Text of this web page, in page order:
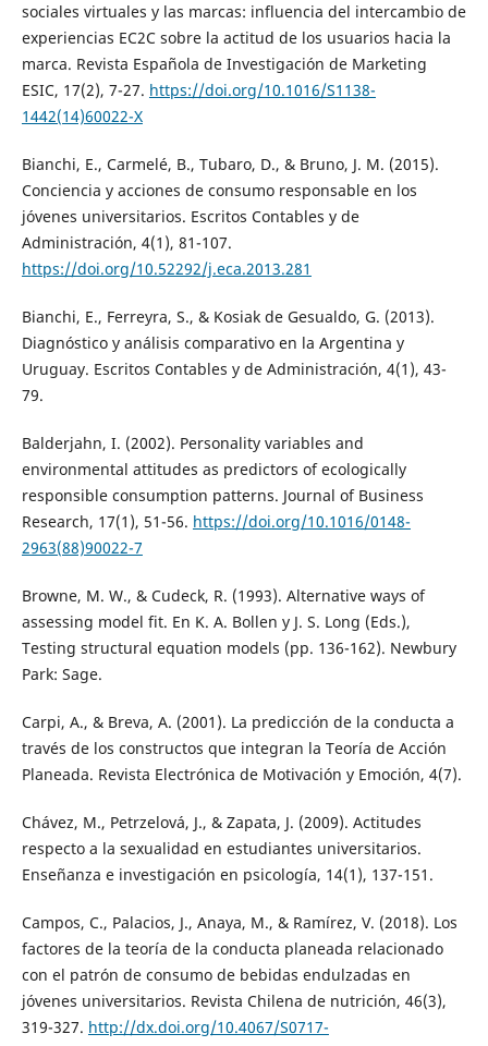
sociales virtuales y las marcas: influencia del intercambio de
experiencias EC2C sobre la actitud de los usuarios hacia la
marca. Revista Española de Investigación de Marketing
ESIC, 17(2), 7-27. https://doi.org/10.1016/S1138-
1442(14)60022-X
Bianchi, E., Carmelé, B., Tubaro, D., & Bruno, J. M. (2015).
Conciencia y acciones de consumo responsable en los
jóvenes universitarios. Escritos Contables y de
Administración, 4(1), 81-107.
https://doi.org/10.52292/j.eca.2013.281
Bianchi, E., Ferreyra, S., & Kosiak de Gesualdo, G. (2013).
Diagnóstico y análisis comparativo en la Argentina y
Uruguay. Escritos Contables y de Administración, 4(1), 43-
79.
Balderjahn, I. (2002). Personality variables and
environmental attitudes as predictors of ecologically
responsible consumption patterns. Journal of Business
Research, 17(1), 51-56. https://doi.org/10.1016/0148-
2963(88)90022-7
Browne, M. W., & Cudeck, R. (1993). Alternative ways of
assessing model fit. En K. A. Bollen y J. S. Long (Eds.),
Testing structural equation models (pp. 136-162). Newbury
Park: Sage.
Carpi, A., & Breva, A. (2001). La predicción de la conducta a
través de los constructos que integran la Teoría de Acción
Planeada. Revista Electrónica de Motivación y Emoción, 4(7).
Chávez, M., Petrzelová, J., & Zapata, J. (2009). Actitudes
respecto a la sexualidad en estudiantes universitarios.
Enseñanza e investigación en psicología, 14(1), 137-151.
Campos, C., Palacios, J., Anaya, M., & Ramírez, V. (2018). Los
factores de la teoría de la conducta planeada relacionado
con el patrón de consumo de bebidas endulzadas en
jóvenes universitarios. Revista Chilena de nutrición, 46(3),
319-327. http://dx.doi.org/10.4067/S0717-